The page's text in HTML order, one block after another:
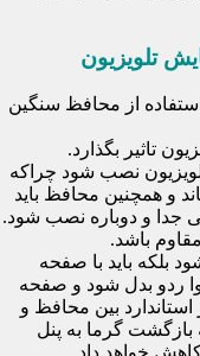
تلویزیون
از محافظ سنگین
تاثیر بگذارد.
نصب شود چراکه
و همچنین محافظ باید
جدا و دوباره نصب شود.
باشد.
بلکه باید با صفحه
ردو بدل شود و صفحه
بین محافظ و
گرما به پنل